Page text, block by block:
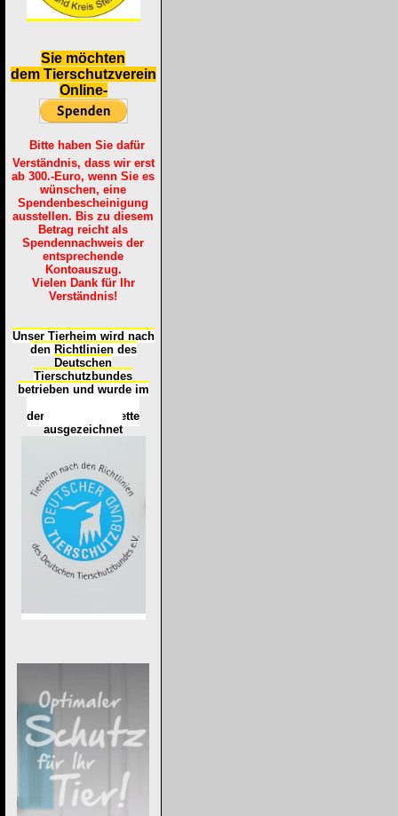
Sie möchten
dem Tierschutzverein
Online-
Bitte haben Sie dafür
Verständnis, dass wir erst
ab 300.-Euro, wenn Sie es
wünschen, eine
Spendenbescheinigung
ausstellen. Bis zu diesem
Betrag reicht als
Spendennachweis der
entsprechende
Kontoauszug.
Vielen Dank für Ihr
Verständnis!
Unser Tierheim wird nach
den Richtlinien des
Deutschen
Tierschutzbundes
betrieben und wurde im
der
Tierheimplakette
ausgezeichnet